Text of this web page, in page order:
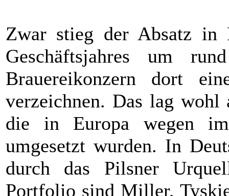
Zwar stieg der Absatz in
Geschäftsjahres um
Brauereikonzern dort
verzeichnen. Das lag wohl
die in Europa wegen
umgesetzt wurden. In
durch das Pilsner
Portfolio sind Miller,